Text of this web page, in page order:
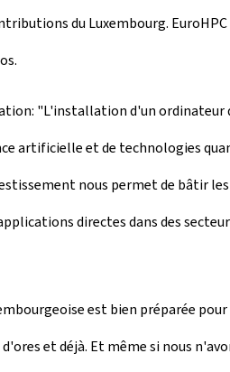
du Luxembourg.
"L'installation d'un ordinateur
artificielle et de technologies
nous permet de bâtir
directes dans des
est bien préparée pour
et déjà. Et même si nous